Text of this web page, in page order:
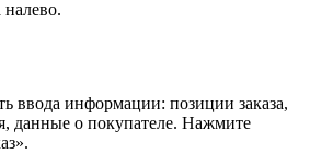
налево.
ввода информации: позиции заказа,
данные о покупателе. Нажмите